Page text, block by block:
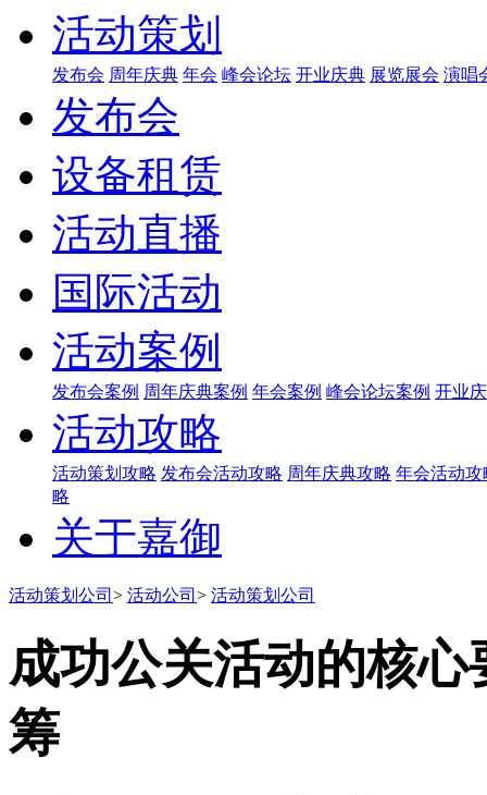
活动策划
发布会 周年庆典 年会 峰会论坛 开业庆典 展览展会 演唱
发布会
设备租赁
活动直播
国际活动
活动案例
发布会案例 周年庆典案例 年会案例 峰会论坛案例 开业
活动攻略
活动策划攻略 发布会活动攻略 周年庆典攻略 年会活动攻
略
关于嘉御
活动策划公司 > 活动公司 > 活动策划公司
成功公关活动的核
筹